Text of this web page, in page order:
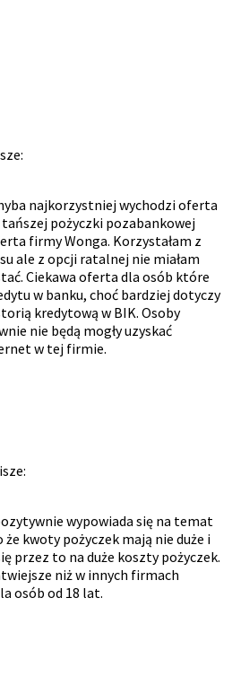
najkorzystniej wychodzi oferta
pożyczki pozabankowej
firmy Wonga. Korzystałam z
ale z opcji ratalnej nie miałam
Ciekawa oferta dla osób które
w banku, choć bardziej dotyczy
kredytową w BIK. Osoby
nie będą mogły uzyskać
w tej firmie.
wypowiada się na temat
kwoty pożyczek mają nie duże i
przez to na duże koszty pożyczek.
niż w innych firmach
osób od 18 lat.